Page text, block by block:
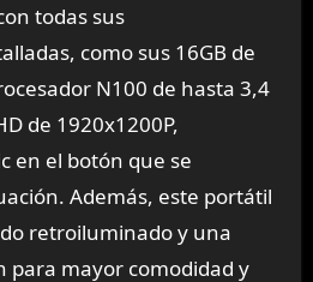
todas sus
como sus 16GB de
N100 de hasta 3,4
de 1920x1200P,
en el botón que se
Además, este portátil
retroiluminado y una
para mayor comodidad y